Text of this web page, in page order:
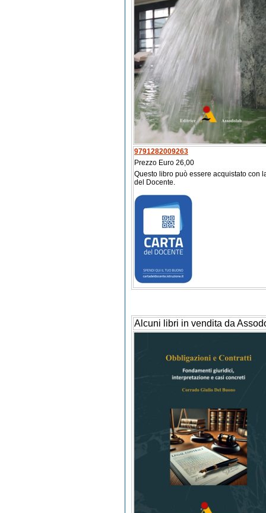
9791282009263
Prezzo Euro 26,00
Questo libro può essere acquistato con
del Docente.
Alcuni libri in vendita da